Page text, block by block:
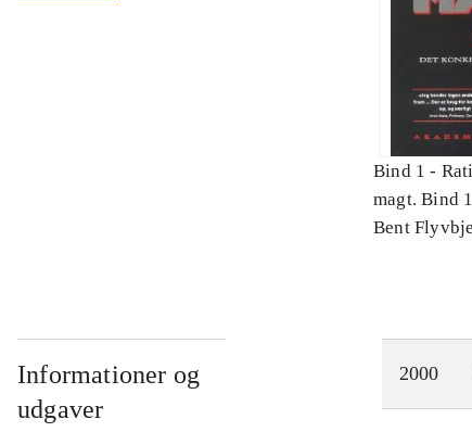
Bind 1 -
magt. Bind
videnskab
Bent
Informationer og
udgaver
2000